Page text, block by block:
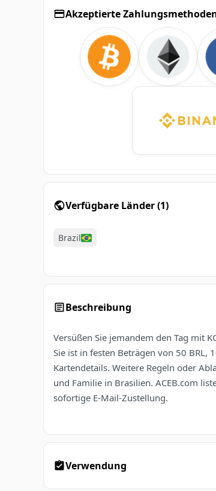
Akzeptierte
Verfügbare Länder(1)
Brazil
Beschreibung
Versüßen Sie jemandem den Tag mit
Sie ist in festen Beträgen von 50 BRL,
Kartendetails. Weitere Regeln oder
und Familie in Brasilien. ACEB.com
sofortige E-Mail-Zustellung.
Verwendung